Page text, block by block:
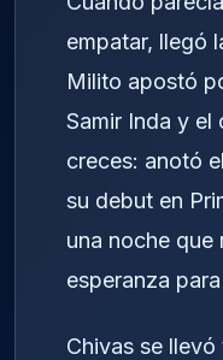
empatar, llegó
Milito apostó
Samir Inda y
creces: anotó
su debut en
una noche que
esperanza
Chivas se